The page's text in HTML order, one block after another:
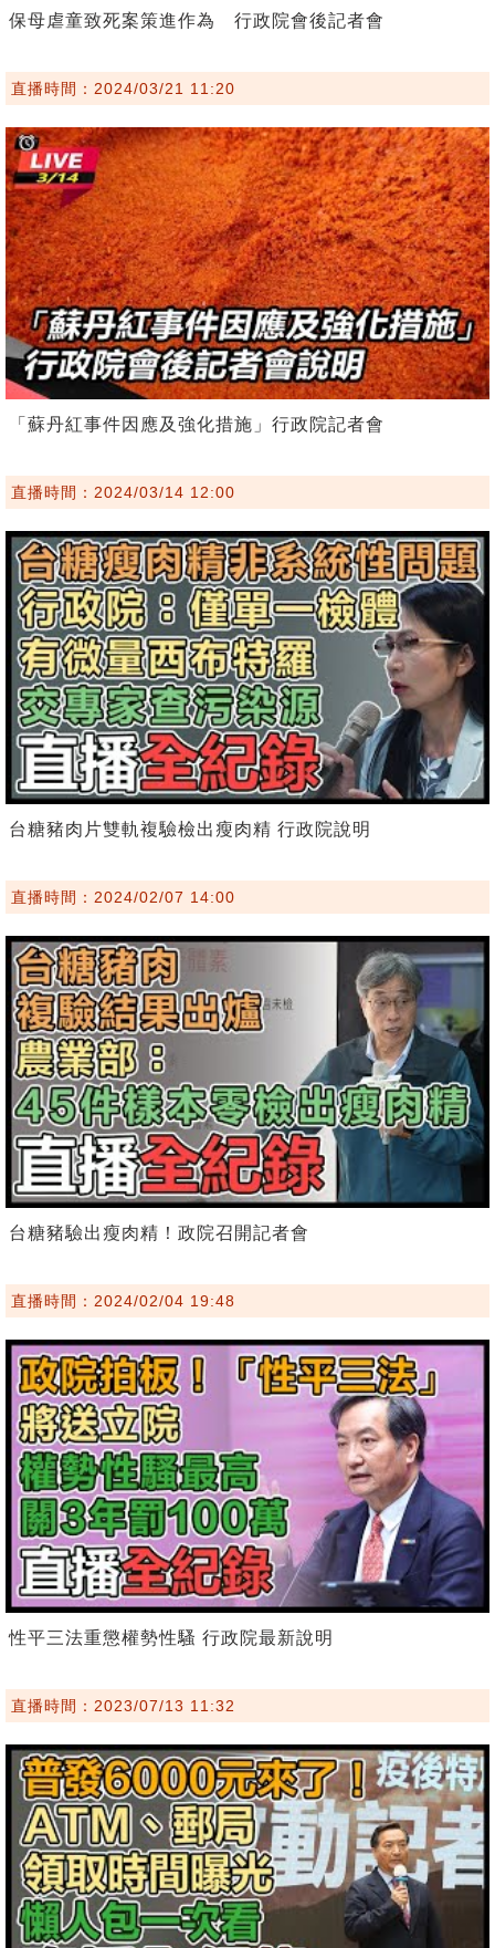
保母虐童致死案策進作為 行政院會後記者會
直播時間：2024/03/21 11:20
「蘇丹紅事件因應及強化措施」行政院記者會
直播時間：2024/03/14 12:00
台糖豬肉片雙軌複驗檢出瘦肉精 行政院說明
直播時間：2024/02/07 14:00
台糖豬驗出瘦肉精！政院召開記者會
直播時間：2024/02/04 19:48
性平三法重懲權勢性騷 行政院最新說明
直播時間：2023/07/13 11:32